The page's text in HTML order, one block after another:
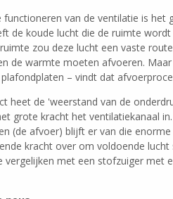
functioneren van de ventilatie is het
de koude lucht die de ruimte
zou deze lucht een vaste
de warmte moeten afvoeren.
– vindt dat
heet de 'weerstand van de
grote kracht het ventilatiekanaal
(de afvoer) blijft er van die
kracht over om voldoende
vergelijken met een stofzuiger met